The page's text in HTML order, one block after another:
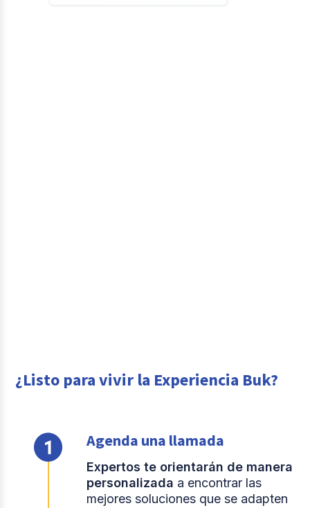
¿Listo para vivir la Experiencia Buk?
Agenda una llamada
Expertos te orientarán de manera
personalizada a encontrar las
mejores soluciones que se adapten